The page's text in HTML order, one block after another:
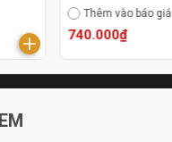
Thêm vào báo giá
740.000₫